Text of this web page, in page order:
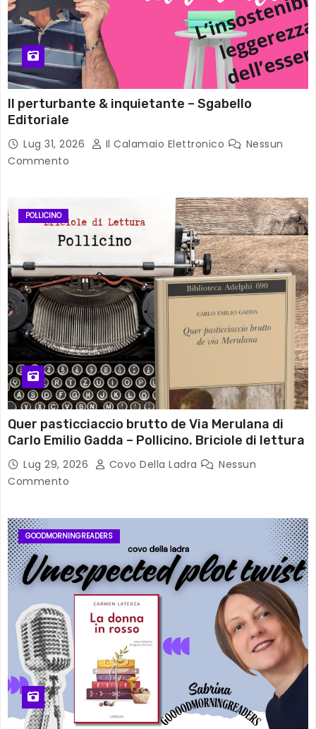
Il perturbante & inquietante – Sgabello
Editoriale
Lug 31, 2026 Il Calamaio Elettronico
Nessun
Commento
POLLICINO
Quer pasticciaccio brutto de Via Merulana di
Carlo Emilio Gadda – Pollicino. Briciole di lettura
Lug 29, 2026 Covo Della Ladra
Nessun
Commento
GOODMORNINGREADERS